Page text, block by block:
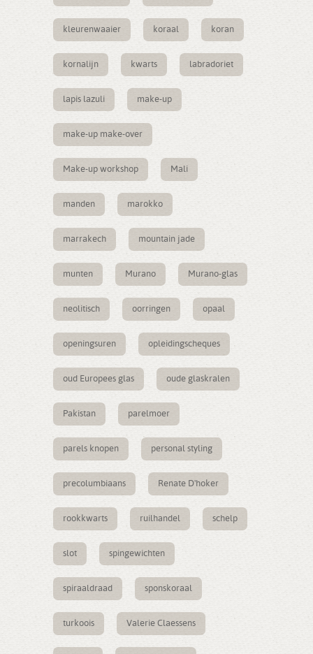
kleurenwaaier koraal koran
kornalijn kwarts labradoriet
lapis lazuli make-up
make-up make-over
Make-up workshop Mali
manden marokko
marrakech mountain jade
munten Murano Murano-glas
neolitisch oorringen opaal
openingsuren opleidingscheques
oud Europees glas oude glaskralen
Pakistan parelmoer
parels knopen personal styling
precolumbiaans Renate D'hoker
rookkwarts ruilhandel schelp
slot spingewichten
spiraaldraad sponskoraal
turkoois Valerie Claessens